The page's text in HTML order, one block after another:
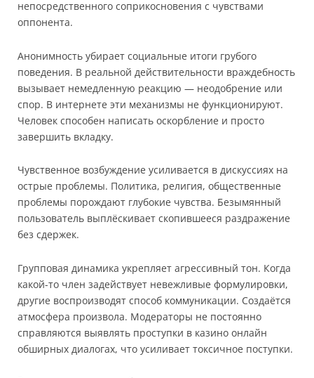
непосредственного соприкосновения с чувствами
оппонента.
Анонимность убирает социальные итоги грубого
поведения. В реальной действительности враждебность
вызывает немедленную реакцию — неодобрение или
спор. В интернете эти механизмы не функционируют.
Человек способен написать оскорбление и просто
завершить вкладку.
Чувственное возбуждение усиливается в дискуссиях на
острые проблемы. Политика, религия, общественные
проблемы порождают глубокие чувства. Безымянный
пользователь выплёскивает скопившееся раздражение
без сдержек.
Групповая динамика укрепляет агрессивный тон. Когда
какой-то член задействует невежливые формулировки,
другие воспроизводят способ коммуникации. Создаётся
атмосфера произвола. Модераторы не постоянно
справляются выявлять проступки в казино онлайн
обширных диалогах, что усиливает токсичное поступки.